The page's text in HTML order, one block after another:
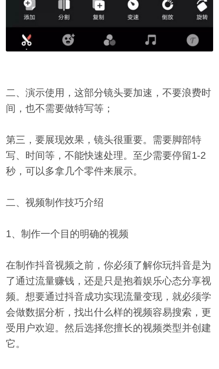
二、演示使用，这部分镜头要加速，不要浪费时
间，也不需要做特写等；
第三，要展现效果，镜头很重要。需要脚部特
写、时间等，不能快速处理。至少需要停留1-2
秒，可以多拿几个零件来展示。
二、视频制作技巧介绍
1、制作一个目的明确的视频
在制作抖音视频之前，你必须了解你玩抖音是为
了通过流量赚钱，还是只是抱着娱乐心态分享视
频。想要通过抖音成功实现流量变现，就必须学
会做数据分析，找出什么样的视频容易搜索，更
受用户欢迎。然后选择您擅长的视频类型并创建
它。